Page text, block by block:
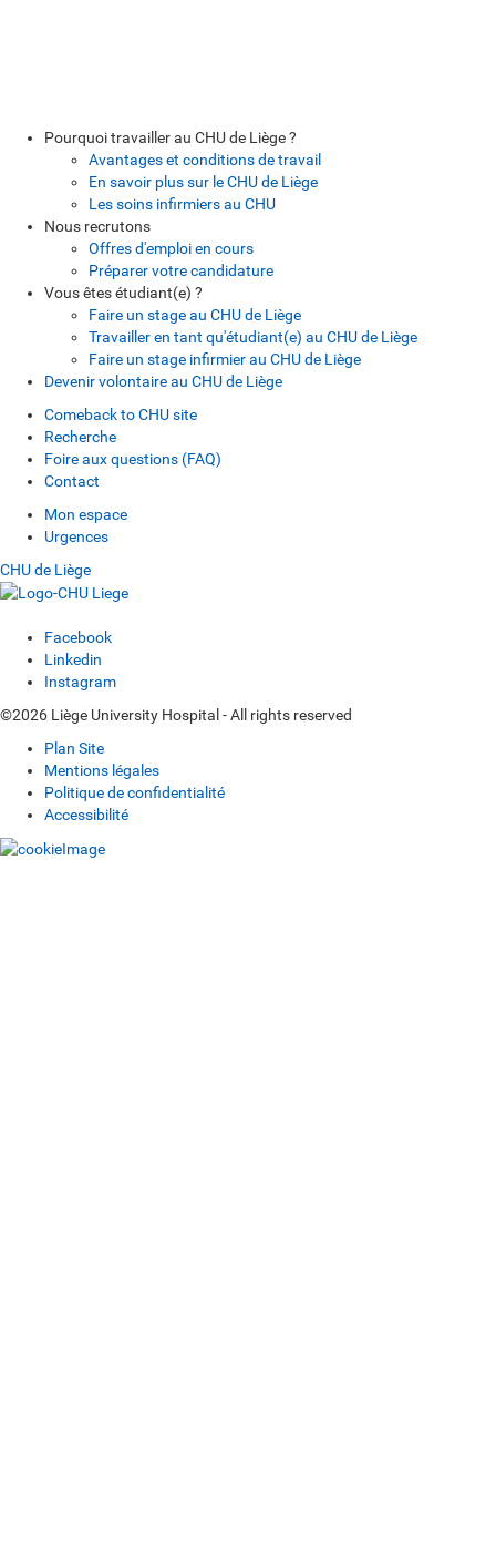
Pourquoi travailler au CHU de Liège ?
Avantages et conditions de travail
En savoir plus sur le CHU de Liège
Les soins infirmiers au CHU
Nous recrutons
Offres d'emploi en cours
Préparer votre candidature
Vous êtes étudiant(e) ?
Faire un stage au CHU de Liège
Travailler en tant qu'étudiant(e) au CHU de Liège
Faire un stage infirmier au CHU de Liège
Devenir volontaire au CHU de Liège
Comeback to CHU site
Recherche
Foire aux questions (FAQ)
Contact
Mon espace
Urgences
CHU de Liège
Facebook
Linkedin
Instagram
©2026 Liège University Hospital - All rights reserved
Plan Site
Mentions légales
Politique de confidentialité
Accessibilité